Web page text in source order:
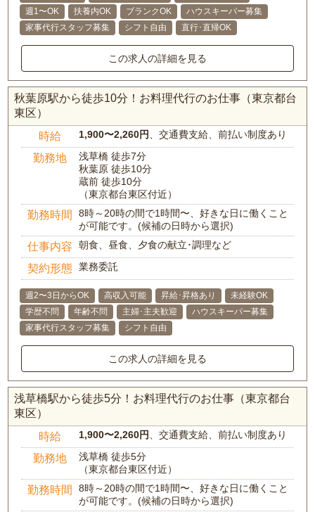
週1〜OK
扶養内OK ブランクOK
ハウスキーパー募集
家事代行スタッフ募集
シフト自由 直行･直帰OK
この求人の詳細を見る
秋葉原駅から徒歩10分！お料理代行のお仕事（東京都台
東区）
時給 1,900〜2,260円、交通費支給、前払い制度あり
勤務地
浅草橋 徒歩7分
秋葉原 徒歩10分
蔵前 徒歩10分
（東京都台東区付近）
勤務時間
8時～20時の間で1時間〜、好きな日に働くこと
が可能です。(候補の日時から選択)
仕事内容 朝食、昼食、夕食の献立･調理など
契約形態 業務委託
週2〜3日からOK 高収入可能 昇給･昇格あり
未経験OK
学歴不問
年齢不問 主婦･主夫歓迎
ハウスキーパー募集
家事代行スタッフ募集
シフト自由
この求人の詳細を見る
浅草橋駅から徒歩5分！お料理代行のお仕事（東京都台
東区）
時給 1,900〜2,260円、交通費支給、前払い制度あり
勤務地
浅草橋 徒歩5分
（東京都台東区付近）
勤務時間
8時～20時の間で1時間〜、好きな日に働くこと
が可能です。(候補の日時から選択)